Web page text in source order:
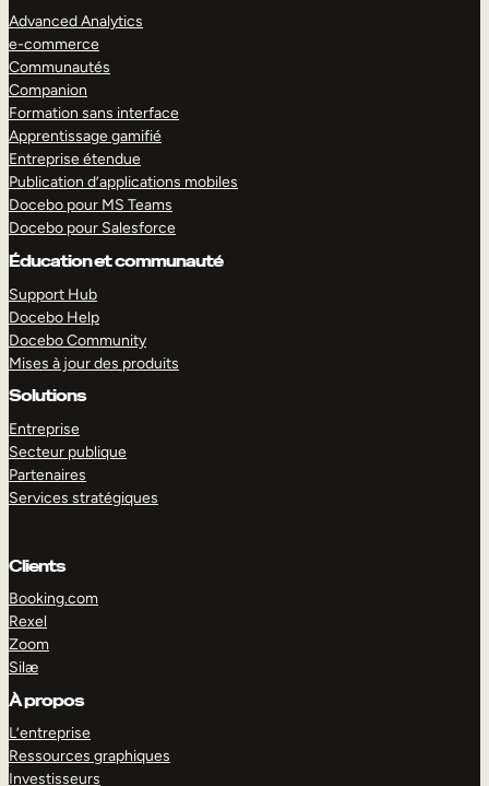
Advanced Analytics
e-commerce
Communautés
Companion
Formation sans interface
Apprentissage gamifié
Entreprise étendue
Publication d’applications mobiles
Docebo pour MS Teams
Docebo pour Salesforce
Éducation et communauté
Support Hub
Docebo Help
Docebo Community
Mises à jour des produits
Solutions
Entreprise
Secteur publique
Partenaires
Services stratégiques
Clients
Booking.com
Rexel
Zoom
Silæ
À propos
L’entreprise
Ressources graphiques
Investisseurs